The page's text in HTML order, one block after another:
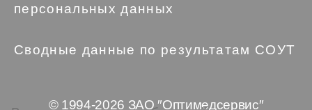
персональных данных
Сводные данные по результатам СОУТ
© 1994-2026 ЗАО ″Оптимедсервис″